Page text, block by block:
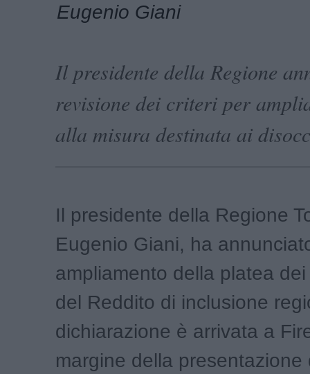
Eugenio Giani
Il presidente della Regione
revisione dei criteri per
alla misura destinata ai
Il presidente della Regione
Eugenio Giani, ha
ampliamento della platea
del Reddito di inclusione
dichiarazione è arrivata a
margine della presentazione